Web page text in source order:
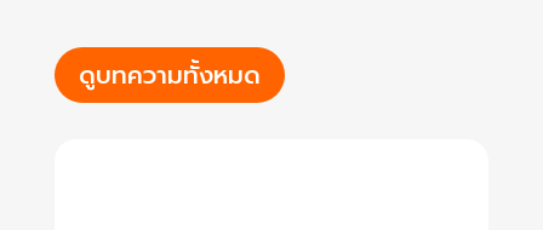
ดูบทความทั้งหมด